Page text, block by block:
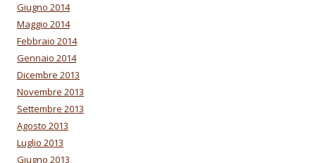
Giugno 2014
Maggio 2014
Febbraio 2014
Gennaio 2014
Dicembre 2013
Novembre 2013
Settembre 2013
Agosto 2013
Luglio 2013
Giugno 2013